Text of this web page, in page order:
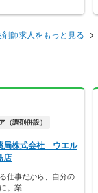
師求人をもっと見る
（調剤併設）
局株式会社 ウエル
店
仕事だから、自分の
。業…